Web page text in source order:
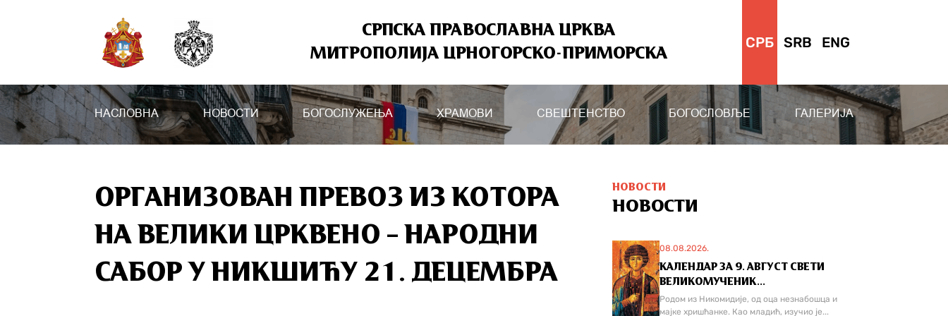
СРПСКА ПРАВОСЛАВНА ЦРКВА
МИТРОПОЛИЈА ЦРНОГОРСКО-ПРИМОРСКА
СРБ SRB ENG
НАСЛОВНА НОВОСТИ БОГОСЛУЖЕЊА ХРАМОВИ СВЕШТЕНСТВО БОГОСЛОВЉЕ ГАЛЕРИЈА
ОРГАНИЗОВАН ПРЕВОЗ ИЗ КОТОРА
НА ВЕЛИКИ ЦРКВЕНО – НАРОДНИ
САБОР У НИКШИЋУ 21. ДЕЦЕМБРА
НОВОСТИ
НОВОСТИ
08.08.2026.
КАЛЕНДАР ЗА 9. АВГУСТ СВЕТИ
ВЕЛИКОМУЧЕНИК...
Родом из Никомидије, од оца незнабошца и
мајке хришћанке. Као младић, изучио је...